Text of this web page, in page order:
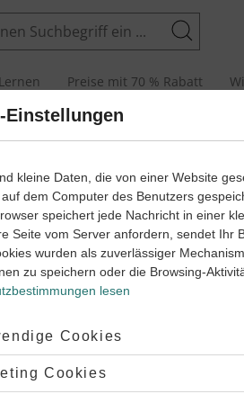
Suchen
Preise mit 70 % Rabatt
die eine Masse haben, ziehen sich
heißt deshalb auch
nicht existieren – es gäbe sogar nicht
Einstellungen
kleine Daten, die von einer Website
dem Computer des Benutzers
speichert jede Nachricht in einer
Seite vom Server anfordern, sendet Ihr
wurden als zuverlässiger
zu speichern oder die Browsing-
lesen
Cookies
Cookies